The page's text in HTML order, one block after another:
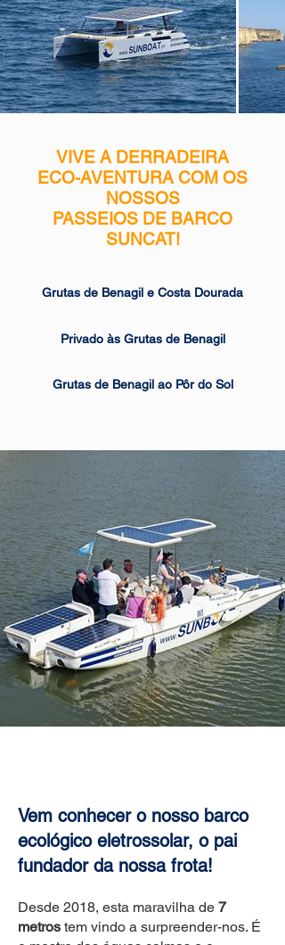
VIVE A DERRADEIRA
ECO-AVENTURA COM OS
NOSSOS
PASSEIOS DE BARCO
SUNCAT!
Grutas de Benagil e Costa Dourada
Privado às Grutas de Benagil
Grutas de Benagil ao Pôr do Sol
Vem conhecer o nosso barco
ecológico eletrossolar, o pai
fundador da nossa frota!
Desde 2018, esta maravilha de 7
metros tem vindo a surpreender-nos. É